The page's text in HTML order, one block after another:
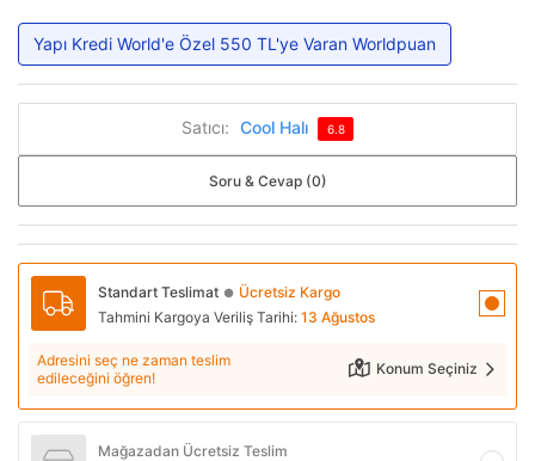
Yapı Kredi World'e Özel 550 TL'ye Varan Worldpuan
Satıcı: Cool Halı 6.8
Soru & Cevap (0)
Standart Teslimat ● Ücretsiz Kargo
Tahmini Kargoya Veriliş Tarihi: 13 Ağustos
Adresini seç ne zaman teslim
edileceğini öğren!
Konum Seçiniz
Mağazadan Ücretsiz Teslim